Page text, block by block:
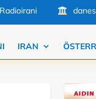
Radioirani 
IRAN